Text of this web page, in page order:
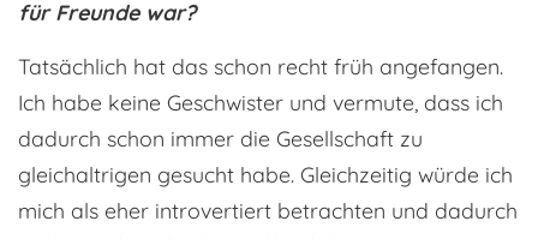
für Freunde war?
Tatsächlich hat das schon recht früh angefangen.
Ich habe keine Geschwister und vermute, dass ich
dadurch schon immer die Gesellschaft zu
gleichaltrigen gesucht habe. Gleichzeitig würde ich
mich als eher introvertiert betrachten und dadurch